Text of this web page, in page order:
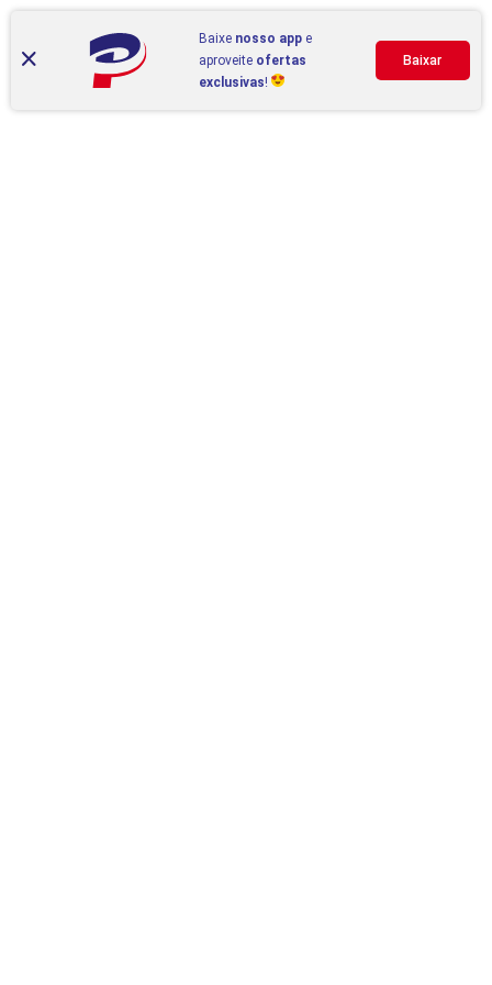
Baixe nosso app e
aproveite ofertas
exclusivas!
Baixar